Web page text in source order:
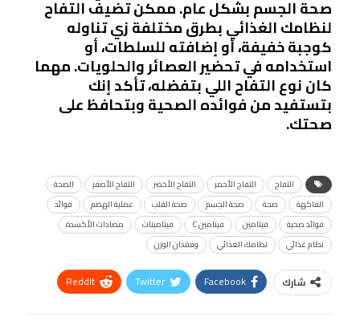
صحة الجسم بشكل عام. ممكن تضيف التفاح
لنظامك الغذائي بطرق مختلفة زي تناوله
كوجبة خفيفة، أو إضافته للسلطات، أو
استخدامه في تحضير العصائر والحلويات. مهما
كان نوع التفاح اللي بتفضله، تأكد إنك
بتستفيد من فوائده الصحية وبتحافظ على
صحتك.
التفاح التفاح الأحمر التفاح الأخضر التفاح الأصفر
الصحة
الفاكهة
صحة صحة الجسم صحة القلب عملية الهضم
فوائد
فوائد صحية
فيتامين فيتامين C فيتامينات
مضادات الأكسدة
نظام غذائي
نظامك الغذائي وفقدان الوزن
شارك Facebook
Twitter
ReddIt